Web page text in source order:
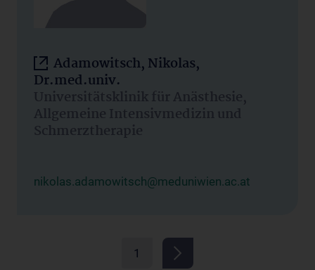
Adamowitsch, Nikolas,
Dr.med.univ.
Universitätsklinik für Anästhesie,
Allgemeine Intensivmedizin und
Schmerztherapie
nikolas.adamowitsch@meduniwien.ac.at
1